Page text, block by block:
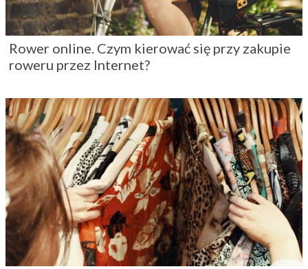
Rower online. Czym kierować się przy zakupie
roweru przez Internet?